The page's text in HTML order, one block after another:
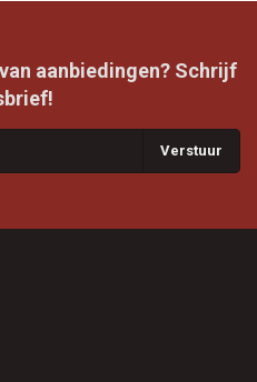
aanbiedingen? Schrijf
Verstuur